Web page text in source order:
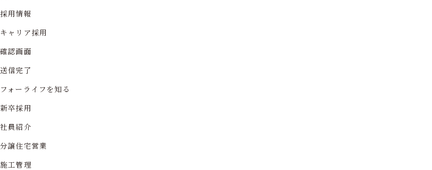
採用情報
キャリア採用
確認画面
送信完了
フォーライフを知る
新卒採用
社員紹介
分譲住宅営業
施工管理